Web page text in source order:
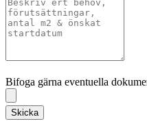
Bifoga gärna eventuella
Skicka